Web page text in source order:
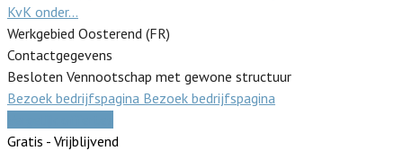
KvK onder…
Werkgebied Oosterend (FR)
Contactgegevens
Besloten Vennootschap met gewone structuur
Bezoek bedrijfspagina Bezoek bedrijfspagina
Gratis - Vrijblijvend